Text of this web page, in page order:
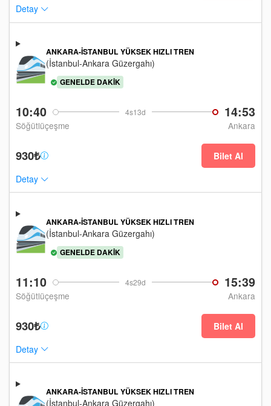
Detay
10:40 4s13d 14:53
Söğütlüçeşme Ankara
ANKARA-İSTANBUL YÜKSEK HIZLI TREN
(İstanbul-Ankara Güzergahı)
GENELDE DAKIK
930₺
Bilet Al
Detay
11:10 4s29d 15:39
Söğütlüçeşme Ankara
ANKARA-İSTANBUL YÜKSEK HIZLI TREN
(İstanbul-Ankara Güzergahı)
GENELDE DAKIK
930₺
Bilet Al
Detay
ANKARA-İSTANBUL YÜKSEK HIZLI TREN
(İstanbul-Ankara Güzergahı)